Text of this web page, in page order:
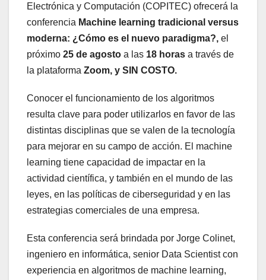
Electrónica y Computación (COPITEC) ofrecerá la
conferencia Machine learning tradicional versus
moderna: ¿Cómo es el nuevo paradigma?, el
próximo 25 de agosto a las 18 horas a través de
la plataforma Zoom, y SIN COSTO.
Conocer el funcionamiento de los algoritmos
resulta clave para poder utilizarlos en favor de las
distintas disciplinas que se valen de la tecnología
para mejorar en su campo de acción. El machine
learning tiene capacidad de impactar en la
actividad científica, y también en el mundo de las
leyes, en las políticas de ciberseguridad y en las
estrategias comerciales de una empresa.
Esta conferencia será brindada por Jorge Colinet,
ingeniero en informática, senior Data Scientist con
experiencia en algoritmos de machine learning,